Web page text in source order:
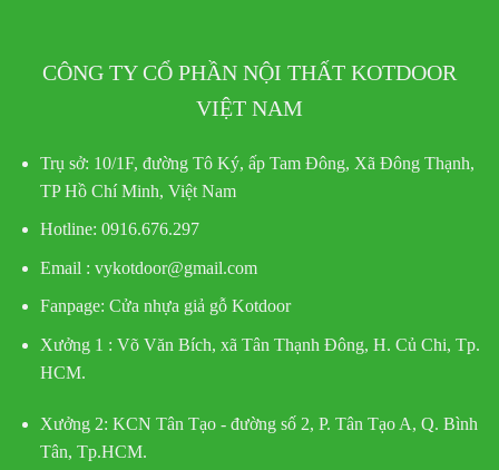
CÔNG TY CỔ PHẦN NỘI THẤT KOTDOOR
VIỆT NAM
Trụ sở: 10/1F, đường Tô Ký, ấp Tam Đông, Xã Đông Thạnh,
TP Hồ Chí Minh, Việt Nam
Hotline: 0916.676.297
Email : vykotdoor@gmail.com
Fanpage: Cửa nhựa giả gỗ Kotdoor
Xưởng 1 : Võ Văn Bích, xã Tân Thạnh Đông, H. Củ Chi, Tp.
HCM.
Xưởng 2: KCN Tân Tạo - đường số 2, P. Tân Tạo A, Q. Bình
Tân, Tp.HCM.